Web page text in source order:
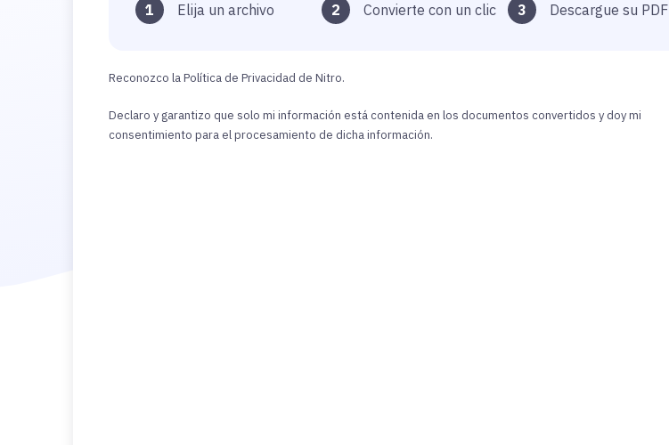
1 Elija un archivo 2 Convierte con un clic 3 Descargue su PDF
Reconozco la Política de Privacidad de Nitro.
Declaro y garantizo que solo mi información está contenida en los documentos convertidos y doy mi
consentimiento para el procesamiento de dicha información.